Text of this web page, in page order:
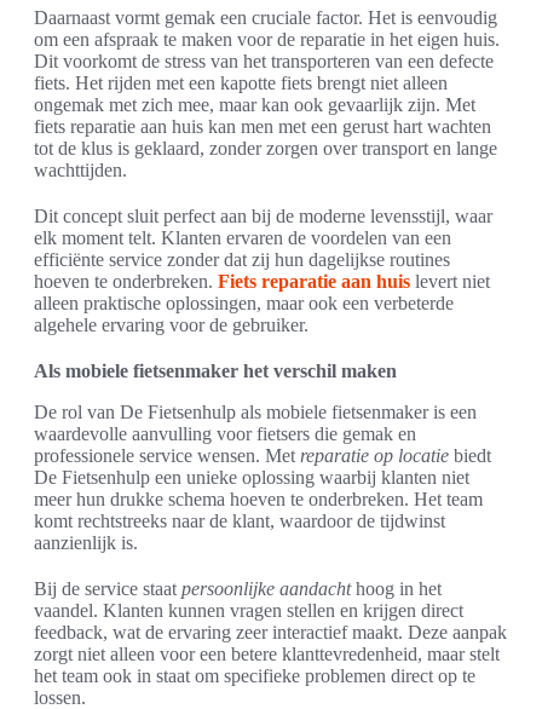
Daarnaast vormt gemak een cruciale factor. Het is eenvoudig
om een afspraak te maken voor de reparatie in het eigen huis.
Dit voorkomt de stress van het transporteren van een defecte
fiets. Het rijden met een kapotte fiets brengt niet alleen
ongemak met zich mee, maar kan ook gevaarlijk zijn. Met
fiets reparatie aan huis kan men met een gerust hart wachten
tot de klus is geklaard, zonder zorgen over transport en lange
wachttijden.
Dit concept sluit perfect aan bij de moderne levensstijl, waar
elk moment telt. Klanten ervaren de voordelen van een
efficiënte service zonder dat zij hun dagelijkse routines
hoeven te onderbreken. Fiets reparatie aan huis levert niet
alleen praktische oplossingen, maar ook een verbeterde
algehele ervaring voor de gebruiker.
Als mobiele fietsenmaker het verschil maken
De rol van De Fietsenhulp als mobiele fietsenmaker is een
waardevolle aanvulling voor fietsers die gemak en
professionele service wensen. Met reparatie op locatie biedt
De Fietsenhulp een unieke oplossing waarbij klanten niet
meer hun drukke schema hoeven te onderbreken. Het team
komt rechtstreeks naar de klant, waardoor de tijdwinst
aanzienlijk is.
Bij de service staat persoonlijke aandachthoog in het
vaandel. Klanten kunnen vragen stellen en krijgen direct
feedback, wat de ervaring zeer interactief maakt. Deze aanpak
zorgt niet alleen voor een betere klanttevredenheid, maar stelt
het team ook in staat om specifieke problemen direct op te
lossen.